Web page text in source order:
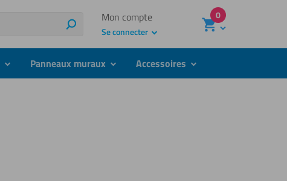
Recherche
Mon compte
Se connecter
0
submenuPanneaux muraux submenuAccessoires submenu